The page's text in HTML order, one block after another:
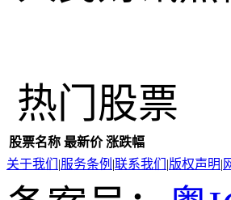
热门股票
股票名称 最新价 涨跌幅
关于我们 |服务条例 |联系我们 |版权声明|